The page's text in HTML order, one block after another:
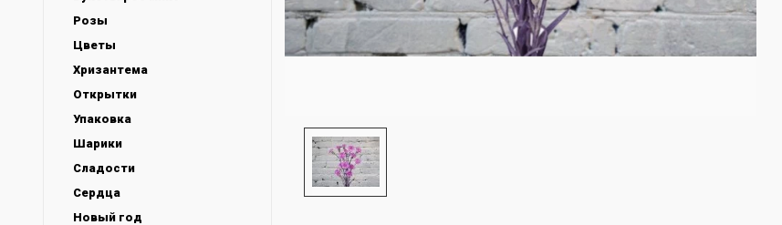
Розы
Цветы
Хризантема
Открытки
Упаковка
Шарики
Сладости
Сердца
Новый год